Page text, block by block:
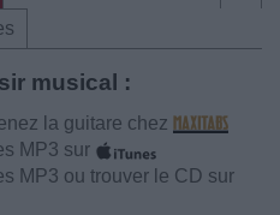
musical :
la guitare chez
MP3 sur
MP3 ou trouver le CD sur